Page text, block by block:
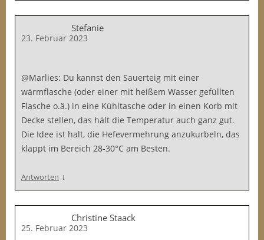
Stefanie
23. Februar 2023
@Marlies: Du kannst den Sauerteig mit einer
wärmflasche (oder einer mit heißem Wasser gefüllten
Flasche o.ä.) in eine Kühltasche oder in einen Korb mit
Decke stellen, das hält die Temperatur auch ganz gut.
Die Idee ist halt, die Hefevermehrung anzukurbeln, das
klappt im Bereich 28-30°C am Besten.
Antworten ↓
Christine Staack
25. Februar 2023